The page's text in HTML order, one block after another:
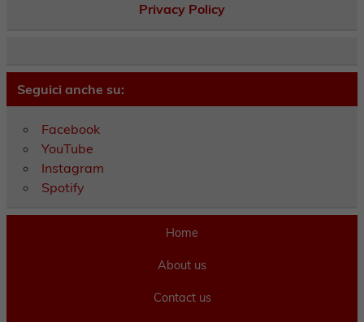
Privacy Policy
Seguici anche su:
Facebook
YouTube
Instagram
Spotify
Home
About us
Contact us